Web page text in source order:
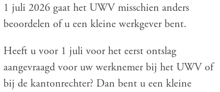
1 juli 2026 gaat het UWV misschien anders
beoordelen of u een kleine werkgever bent.
Heeft u voor 1 juli voor het eerst ontslag
aangevraagd voor uw werknemer bij het UWV of
bij de kantonrechter? Dan bent u een kleine